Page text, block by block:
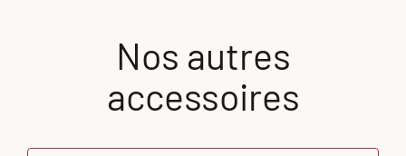
Nos autres
accessoires